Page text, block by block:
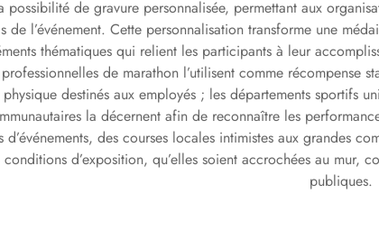
de gravure personnalisée, permettant aux
de l’événement. Cette personnalisation transforme une
thématiques qui relient les participants à leur
de marathon l’utilisent comme récompense
destinés aux employés ; les départements sportifs
la décernent afin de reconnaître les
des courses locales intimistes aux grandes
conditions d’exposition, qu’elles soient accrochées au mur,
publiques.